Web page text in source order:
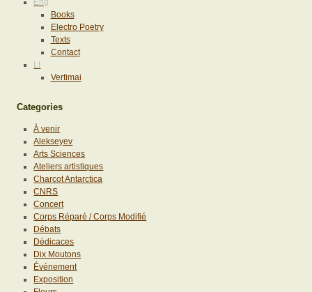
Books
Electro Poetry
Texts
Contact
Lt
Vertimai
Categories
À venir
Alekseyev
Arts Sciences
Ateliers artistiques
Charcot Antarctica
CNRS
Concert
Corps Réparé / Corps Modifié
Débats
Dédicaces
Dix Moutons
Événement
Exposition